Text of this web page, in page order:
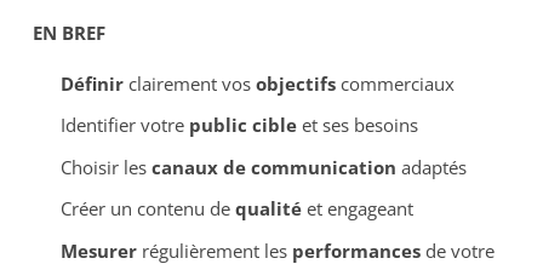
EN BREF
Définirclairement vos objectifscommerciaux
Identifier votre public cibleet ses besoins
Choisir les canaux de communication adaptés
Créer un contenu de qualitéet engageant
Mesurerrégulièrement les performancesde votre